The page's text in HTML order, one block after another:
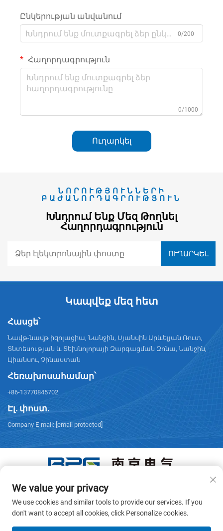
Ընկերության անվանում
0/200
Հաղորդագրություն
0/1000
Ուղարկել
ՆՈՐՈՒԹՅՈՒՆՆԵՐԻ
ԲԱԺԱՆՈՐԴԱԳՐՈՒԹՅՈՒՆ
Խնդրում Ենք Մեզ Թողնել
Հաղորդագրություն
Կապվեք մեզ հետ
Հասցե՝
Նավթ-նավթ իզոլացիա, Նանջին, Սյանսին Արևելյան Ռուտ,
Տնտեսության և Տեխնոլորայի Զարգացման Զոնա, Նանջին,
Цիանսու, Չինաստան
Հեռախոսահամար՝
+86-13770845702
Էլ. փոստ.
Company E-mail: [email protected]
Հեղինակային իրավունքը © 2026 ՆԱՆՋԻՆ ԷԼԵԿՏՐԻԿ: Բոլոր
իրավունքները պաշտպանված են: -Գաղտնիության
քաղաքականություն
We value your privacy
We use cookies and similar tools to provide our services. If you
don't want to accept all cookies, click Personalize cookies.